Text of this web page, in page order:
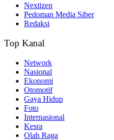
Nextizen
Pedoman Media Siber
Redaksi
Top Kanal
Network
Nasional
Ekonomi
Otomotif
Gaya Hidup
Foto
Internasional
Kesra
Olah Raga